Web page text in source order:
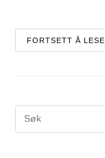
FORTSETT Å LESE